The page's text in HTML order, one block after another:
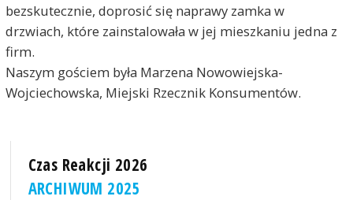
bezskutecznie, doprosić się naprawy zamka w
drzwiach, które zainstalowała w jej mieszkaniu jedna z
firm.
Naszym gościem była Marzena Nowowiejska-
Wojciechowska, Miejski Rzecznik Konsumentów.
Czas Reakcji 2026
ARCHIWUM 2025